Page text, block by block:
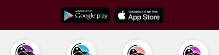
content